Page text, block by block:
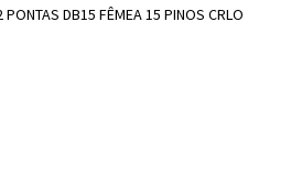
DB15 FÊMEA 15 PINOS CRLO